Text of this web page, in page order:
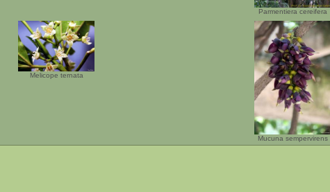
Parmentiera cereifera
Melicope ternata
Mucuna sempervirens